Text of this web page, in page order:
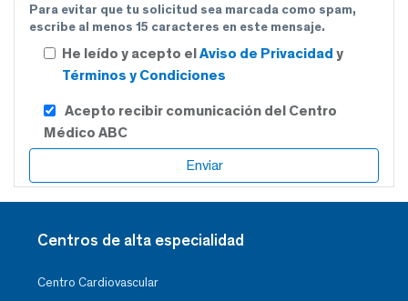
Para evitar que tu solicitud sea marcada como spam,
escribe al menos 15 caracteres en este mensaje.
He leído y acepto elAviso de Privacidad y
Términos y Condiciones
Acepto recibir comunicación del Centro
Médico ABC
Centros de alta especialidad
Centro Cardiovascular